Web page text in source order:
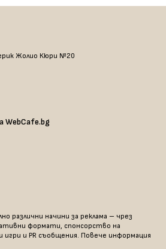
Жолио Кюри №20
WebCafe.bg
различни начини за реклама – чрез
формати, спонсорство на
и PR съобщения. Повече информация